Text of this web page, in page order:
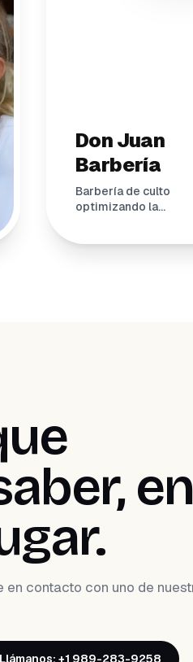
Don Juan
Barbería
Barbería de culto
optimizando la
en
contacto con uno de
Llámanos: +1 989-283-9258